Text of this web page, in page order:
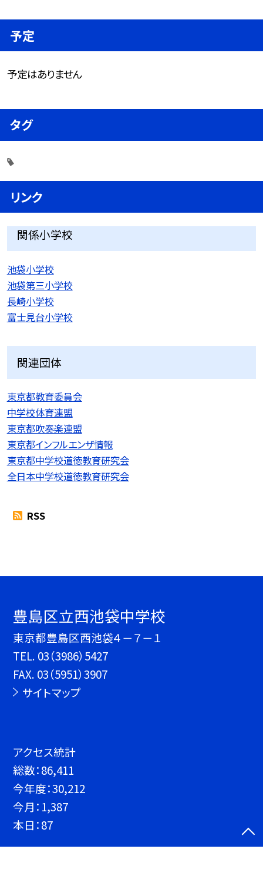
予定
予定はありません
タグ
リンク
関係小学校
池袋小学校
池袋第三小学校
長崎小学校
富士見台小学校
関連団体
東京都教育委員会
中学校体育連盟
東京都吹奏楽連盟
東京都インフルエンザ情報
東京都中学校道徳教育研究会
全日本中学校道徳教育研究会
RSS
豊島区立西池袋中学校
東京都豊島区西池袋４－７－１
TEL. 03（3986）5427
FAX. 03（5951）3907
サイトマップ
アクセス統計
総数：86,411
今年度：30,212
今月： 1,387
本日：87